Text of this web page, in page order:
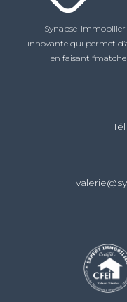
Synapse-
innovante qui permet
en faisant
Tél